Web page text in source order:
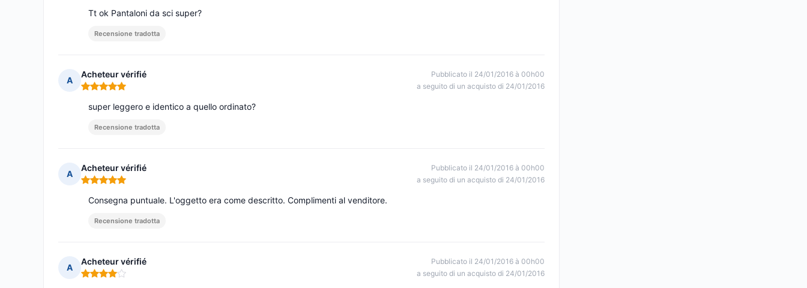
Tt ok Pantaloni da sci super?
Recensione tradotta
A
Acheteur vérifié
Nota: 5 su 5
Pubblicato il 24/01/2016 à 00h00
a seguito di un acquisto di 24/01/2016
super leggero e identico a quello ordinato?
Recensione tradotta
A
Acheteur vérifié
Nota: 5 su 5
Pubblicato il 24/01/2016 à 00h00
a seguito di un acquisto di 24/01/2016
Consegna puntuale. L'oggetto era come descritto. Complimenti al venditore.
Recensione tradotta
A
Acheteur vérifié
Nota: 4 su 5
Pubblicato il 24/01/2016 à 00h00
a seguito di un acquisto di 24/01/2016